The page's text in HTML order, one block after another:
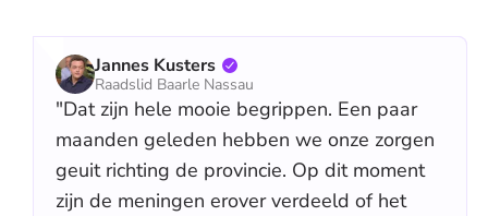
Jannes Kusters
Raadslid Baarle Nassau
"Dat zijn hele mooie begrippen. Een paar
maanden geleden hebben we onze zorgen
geuit richting de provincie. Op dit moment
zijn de meningen erover verdeeld of het